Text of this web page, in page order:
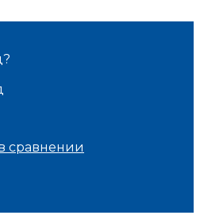
сравнении